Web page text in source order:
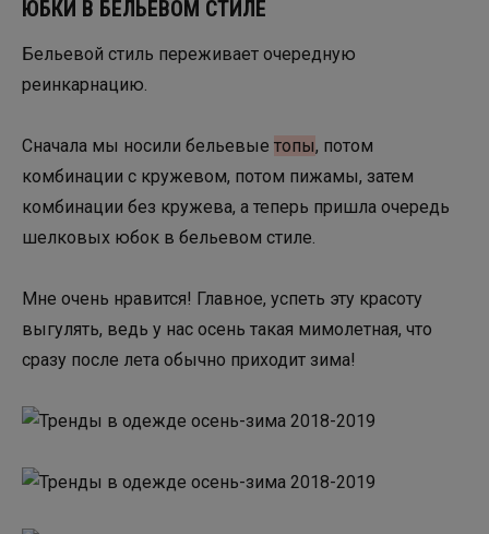
ЮБКИ В БЕЛЬЕВОМ СТИЛЕ
Бельевой стиль переживает очередную
реинкарнацию.
Сначала мы носили бельевые топы, потом
комбинации с кружевом, потом пижамы, затем
комбинации без кружева, а теперь пришла очередь
шелковых юбок в бельевом стиле.
Мне очень нравится! Главное, успеть эту красоту
выгулять, ведь у нас осень такая мимолетная, что
сразу после лета обычно приходит зима!